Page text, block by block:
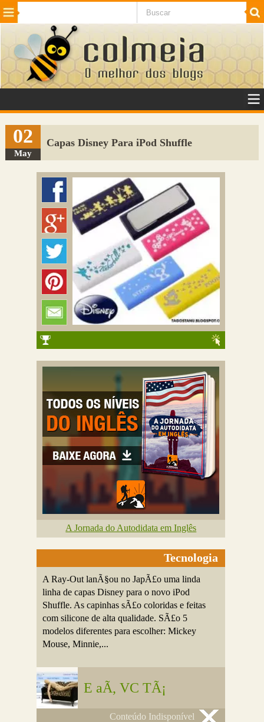
Beleza Cinema e TV
Internet Jogos NotÃ­cias SaÃºde
VeÃ­culos Adulto
Sugerir Link
Adicionar Blog
Colmeia Exchange
02
May
Capas Disney Para iPod Shuffle
A Jornada do Autodidata em Inglês
Tecnologia
A Ray-Out lanÃ§ou no JapÃ£o uma linda
linha de capas Disney para o novo iPod
Shuffle. As capinhas sÃ£o coloridas e feitas
com silicone de alta qualidade. SÃ£o 5
modelos diferentes para escolher: Mickey
Mouse, Minnie,...
E aÃ­, VC TÃ¡
Conteúdo Indisponível